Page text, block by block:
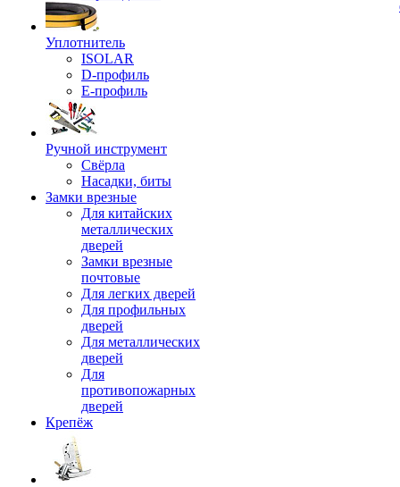
Уплотнитель
ISOLAR
D-профиль
Е-профиль
Ручной инструмент
Свёрла
Насадки, биты
Замки врезные
Для китайских
металлических
дверей
Замки врезные
почтовые
Для легких дверей
Для профильных
дверей
Для металлических
дверей
Для
противопожарных
дверей
Крепёж